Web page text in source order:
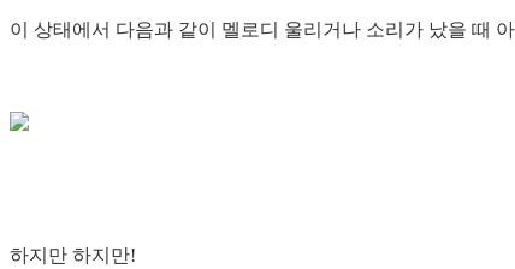
이 상태에서 다음과 같이 멜로디 울리거나 소리가 났을 때
하지만 하지만!